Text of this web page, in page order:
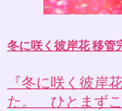
冬に咲く彼岸花 移管
『冬に咲く彼岸
た。 ひとまず